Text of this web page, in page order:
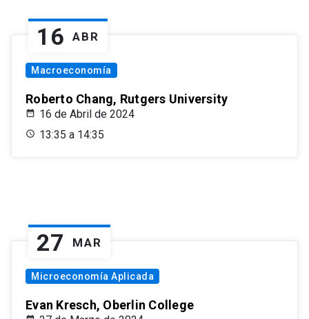
16 ABR
Macroeconomía
Roberto Chang, Rutgers University
16 de Abril de 2024
13:35 a 14:35
27 MAR
Microeconomía Aplicada
Evan Kresch, Oberlin College